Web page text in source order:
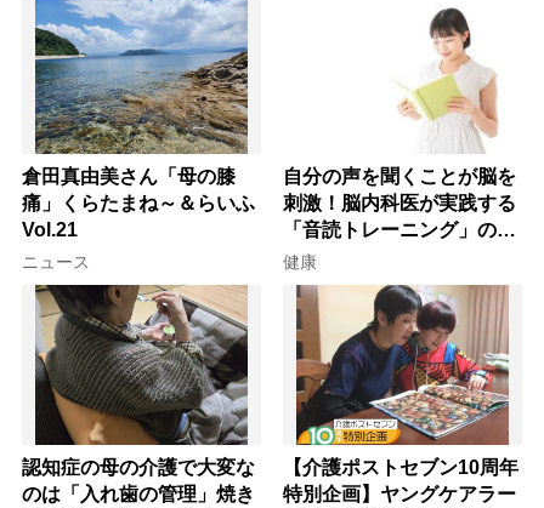
倉田真由美さん「母の膝
痛」くらたまね～＆らいふ
Vol.21
ニュース
自分の声を聞くことが脳を
刺激！脳内科医が実践する
「音読トレーニング」の極
意
健康
認知症の母の介護で大変な
のは「入れ歯の管理」焼き
【介護ポストセブン10周年
特別企画】ヤングケアラー